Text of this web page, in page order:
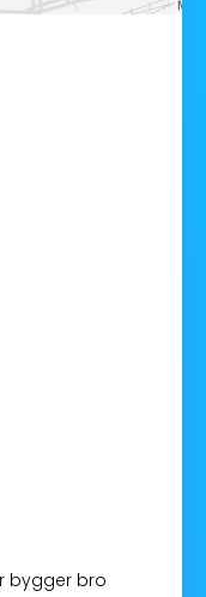
bygger bro